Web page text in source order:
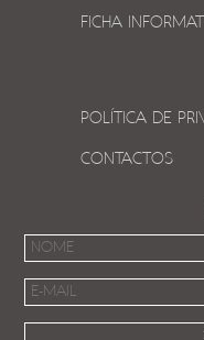
FICHA
POLÍTICA DE
CONTACTOS